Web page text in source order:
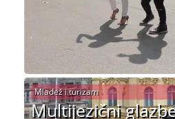
Multijezični
Mladež i turizam